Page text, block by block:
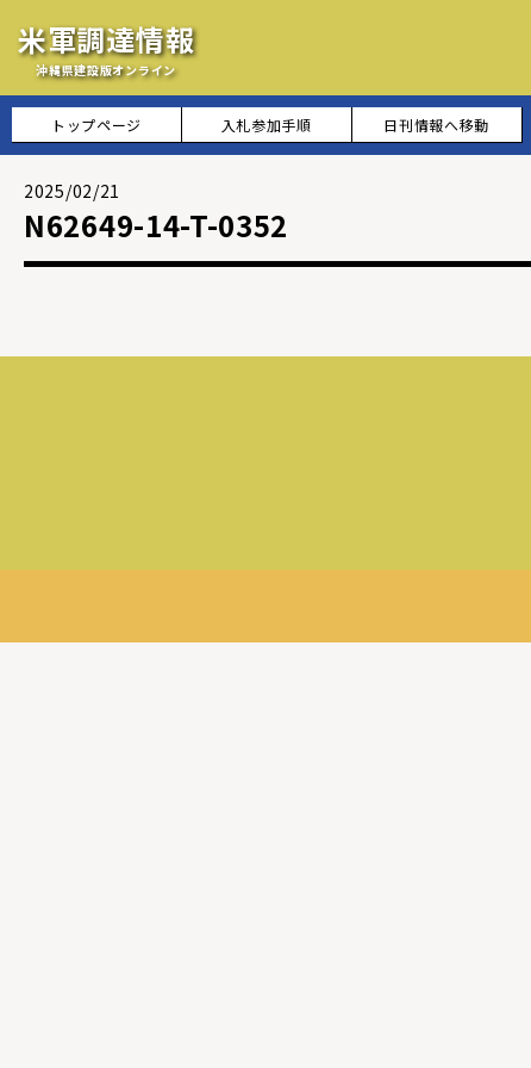
米軍調達情報
沖縄県建設版オンライン
トップページ 入札参加手順 日刊情報へ移動
2025/02/21
N62649-14-T-0352